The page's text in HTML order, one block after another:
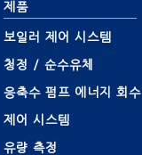
제품
보일러 제어 시스템
청정 / 순수유체
응축수 펌프 에너지 회수
제어 시스템
유량 측정